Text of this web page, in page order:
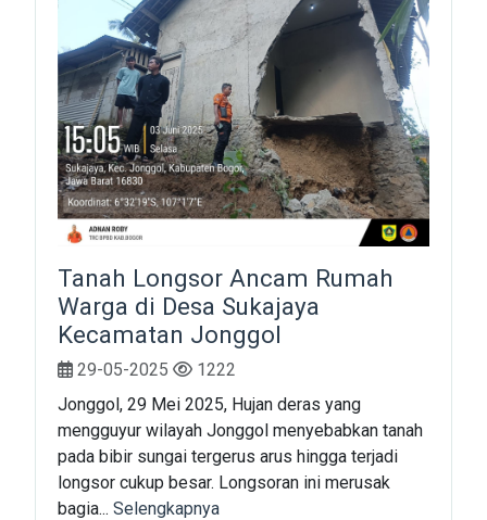
Tanah Longsor Ancam Rumah
Warga di Desa Sukajaya
Kecamatan Jonggol
29-05-2025
1222
Jonggol, 29 Mei 2025, Hujan deras yang
mengguyur wilayah Jonggol menyebabkan tanah
pada bibir sungai tergerus arus hingga terjadi
longsor cukup besar. Longsoran ini merusak
bagia... Selengkapnya